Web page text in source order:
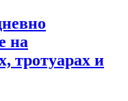
на
тротуарах и